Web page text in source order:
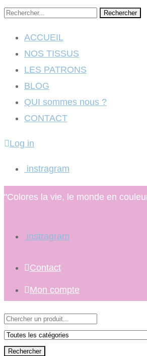
Rechercher
ACCUEIL
NOS TISSUS
LES PATRONS
BLOG
QUI sommes nous ?
CONTACT
Log in
instragram
"Colores la vie, le monde en
instragram
Contact
Mon compte
Rechercher